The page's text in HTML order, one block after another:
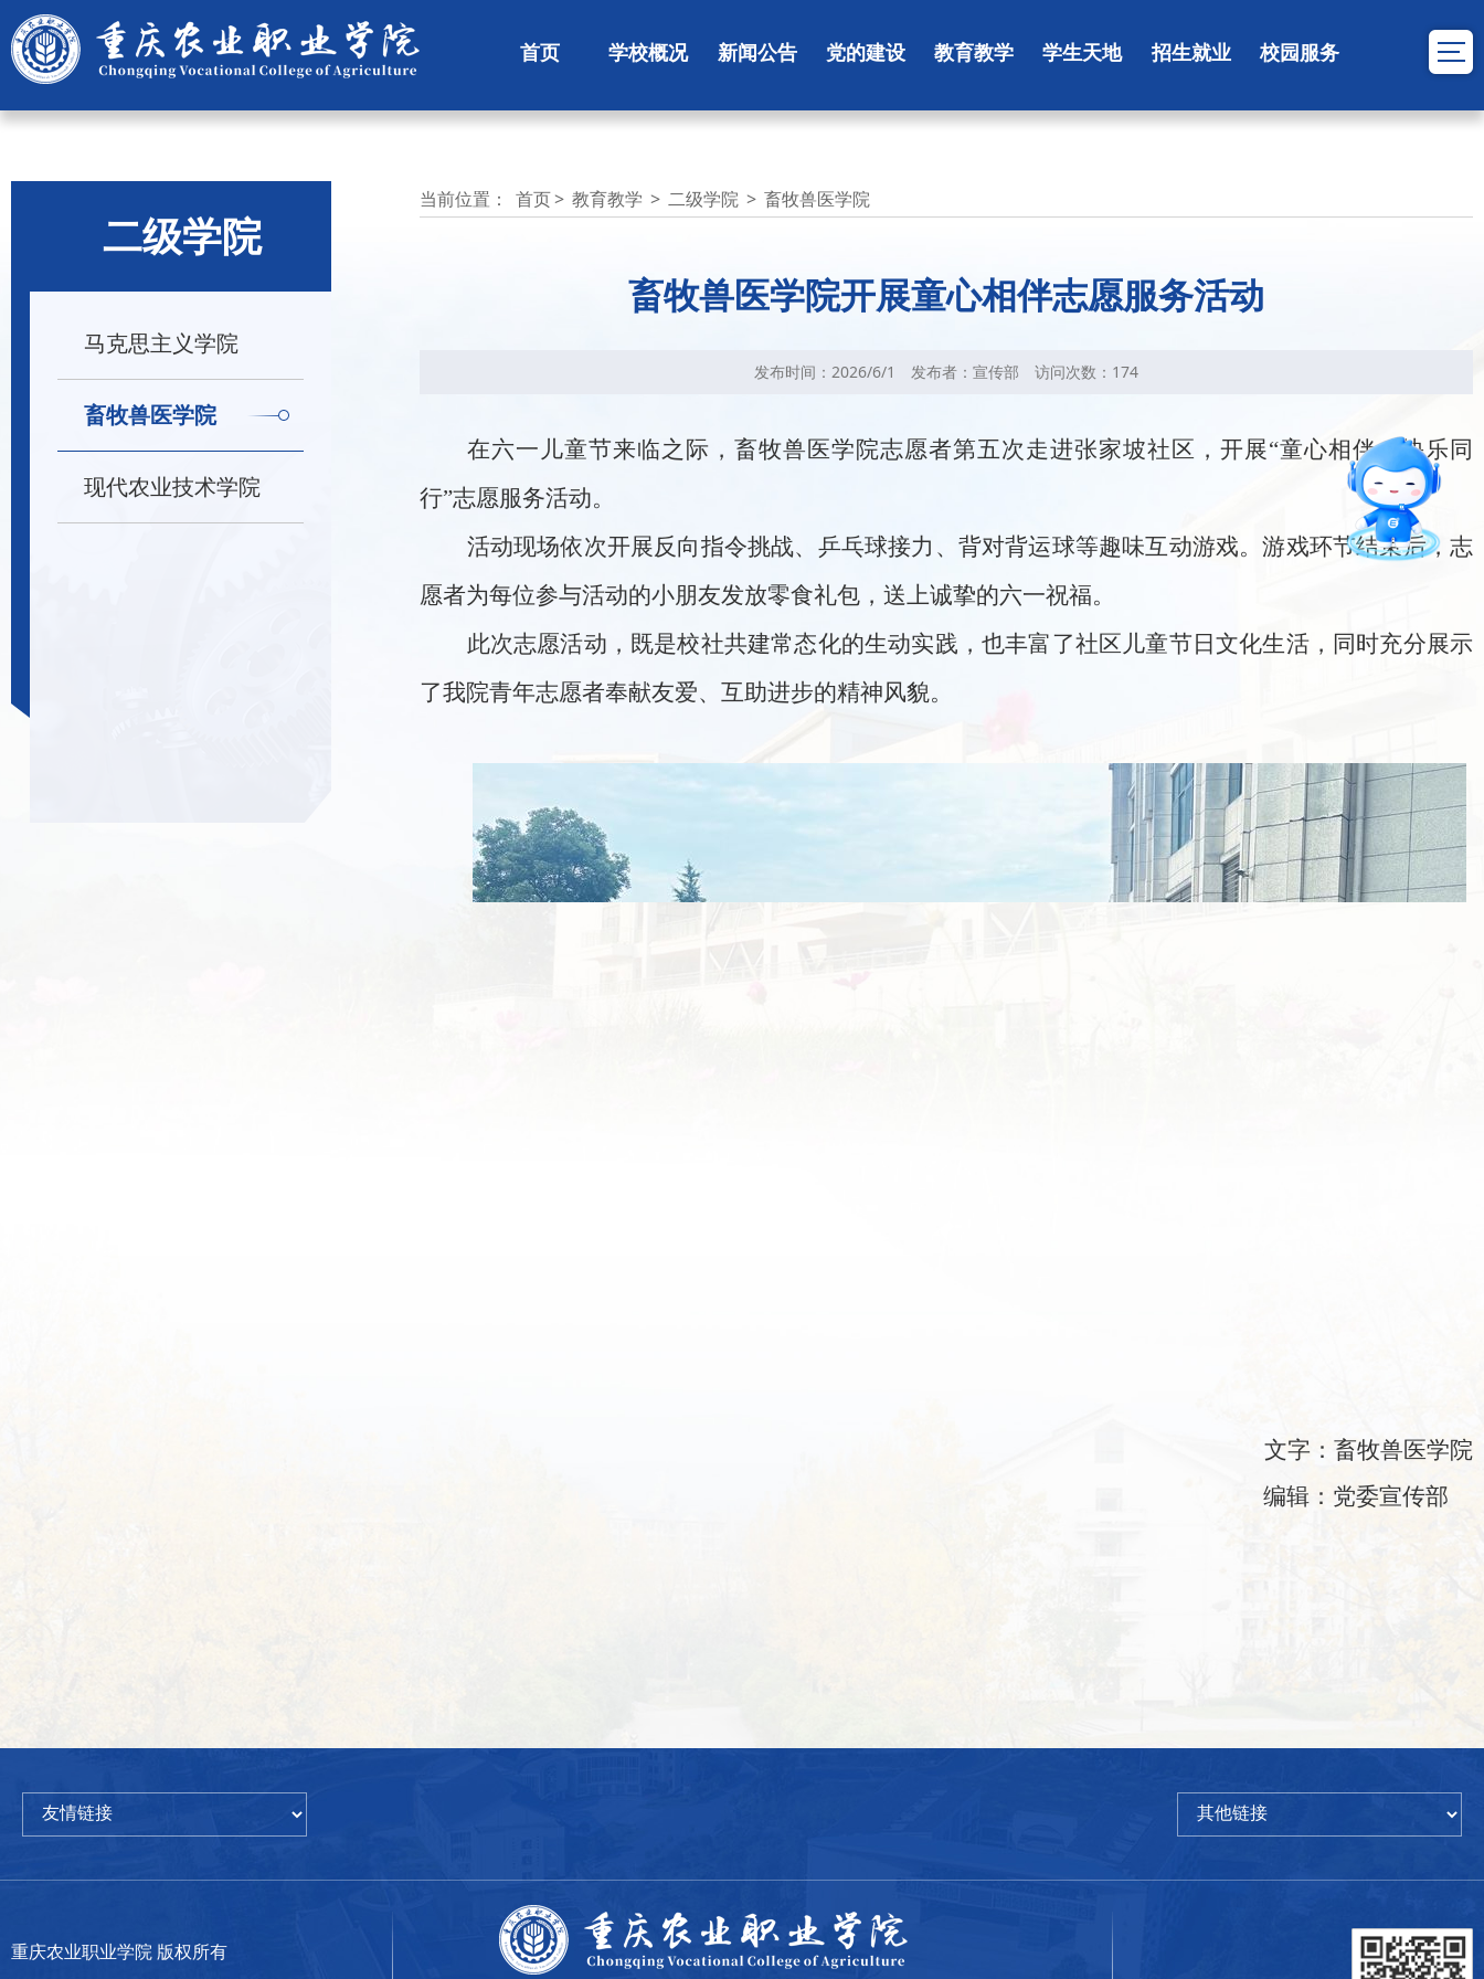
首页 学校概况 新闻公告 党的建设 教育教学 学生天地 招生就业 校园服务
二级学院
马克思主义学院
畜牧兽医学院
现代农业技术学院
当前位置： 首页> 教育教学 > 二级学院 > 畜牧兽医学院
畜牧兽医学院开展童心相伴志愿服务活动
发布时间：2026/6/1 发布者：宣传部 访问次数： 174
在六一儿童节来临之际，畜牧兽医学院志愿者第五次走进张家坡社区，开展“童心相伴・快乐同
行”志愿服务活动。
活动现场依次开展反向指令挑战、乒乓球接力、背对背运球等趣味互动游戏。游戏环节结束后，志
愿者为每位参与活动的小朋友发放零食礼包 ，送上诚挚的六一祝福。
此次志愿活动，既是校社共建常态化的生动实践，也丰富了社区儿童节日文化生活，同时充分展示
了我院青年志愿者奉献友爱、互助进步的精神风貌。
文字：畜牧兽医学院
编辑：党委宣传部
重庆农业职业学院 版权所有